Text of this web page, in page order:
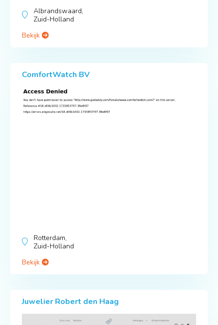
Albrandswaard,
Zuid-Holland
Bekijk
ComfortWatch BV
Rotterdam,
Zuid-Holland
Bekijk
Juwelier Robert den Haag